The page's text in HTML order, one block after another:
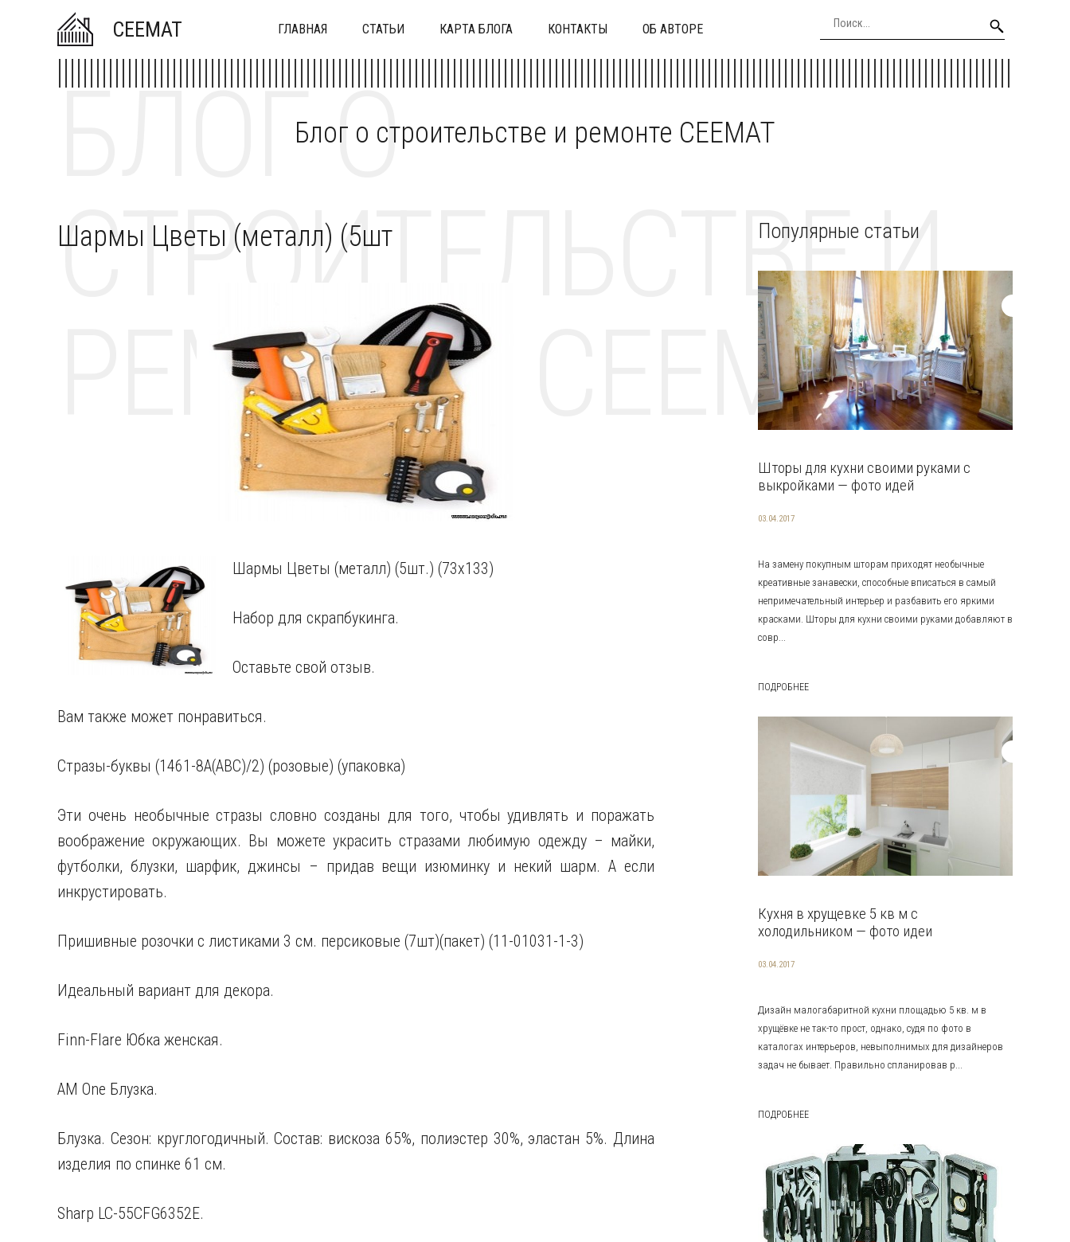
CEEMAT ГЛАВНАЯ СТАТЬИ КАРТА БЛОГА КОНТАКТЫ ОБ АВТОРЕ
Блог о строительстве и ремонте CEEMAT
БЛОГ О
СТРОИТЕЛЬСТВЕ И
РЕМОНТЕ CEEMAT
Шармы Цветы (металл) (5шт
Шармы Цветы (металл) (5шт.) (73х133)
Набор для скрапбукинга.
Оставьте свой отзыв.
Вам также может понравиться.
Стразы-буквы (1461-8A(ABC)/2) (розовые) (упаковка)
Эти очень необычные стразы словно созданы для того, чтобы удивлять и поражать
воображение окружающих. Вы можете украсить стразами любимую одежду – майки,
футболки, блузки, шарфик, джинсы – придав вещи изюминку и некий шарм. А если
инкрустировать.
Пришивные розочки с листиками 3 см. персиковые (7шт)(пакет) (11-01031-1-3)
Идеальный вариант для декора.
Finn-Flare Юбка женская.
AM One Блузка.
Блузка. Сезон: круглогодичный. Состав: вискоза 65%, полиэстер 30%, эластан 5%. Длина
изделия по спинке 61 см.
Sharp LC-55CFG6352E.
Популярные статьи
Шторы для кухни своими руками с
выкройками — фото идей
03.04.2017
На замену покупным шторам приходят необычные
креативные занавески, способные вписаться в самый
непримечательный интерьер и разбавить его яркими
красками. Шторы для кухни своими руками добавляют в
совр...
ПОДРОБНЕЕ
Кухня в хрущевке 5 кв м с
холодильником — фото идеи
03.04.2017
Дизайн малогабаритной кухни площадью 5 кв. м в
хрущёвке не так-то прост, однако, судя по фото в
каталогах интерьеров, невыполнимых для дизайнеров
задач не бывает. Правильно спланировав р...
ПОДРОБНЕЕ